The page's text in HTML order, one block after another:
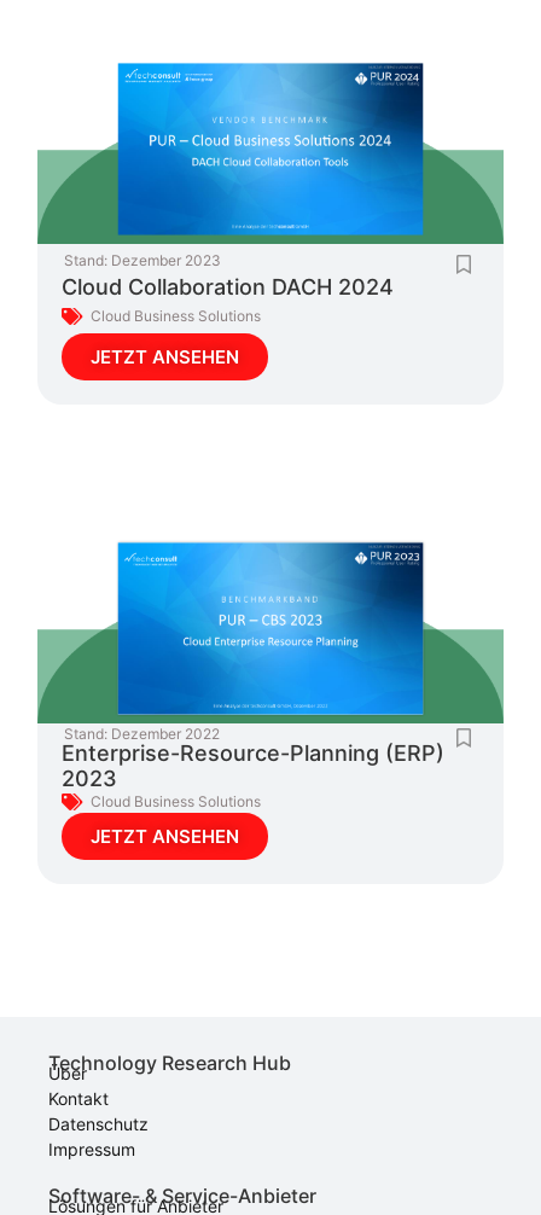
Stand: Dezember 2023
Cloud Collaboration DACH 2024
Cloud Business Solutions
JETZT ANSEHEN
Stand: Dezember 2022
Enterprise-Resource-Planning (ERP)
2023
Cloud Business Solutions
JETZT ANSEHEN
Technology Research Hub
Über
Kontakt
Datenschutz
Impressum
Software- & Service-Anbieter
Lösungen für Anbieter